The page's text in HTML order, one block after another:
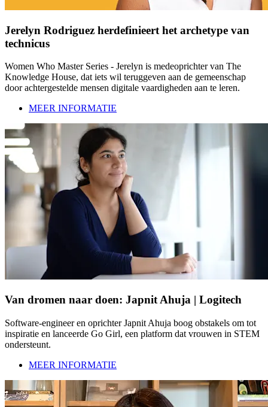
Jerelyn Rodriguez herdefinieert het archetype van
technicus
Women Who Master Series - Jerelyn is medeoprichter van The
Knowledge House, dat iets wil teruggeven aan de gemeenschap
door achtergestelde mensen digitale vaardigheden aan te leren.
MEER INFORMATIE
Van dromen naar doen: Japnit Ahuja | Logitech
Software-engineer en oprichter Japnit Ahuja boog obstakels om tot
inspiratie en lanceerde Go Girl, een platform dat vrouwen in STEM
ondersteunt.
MEER INFORMATIE